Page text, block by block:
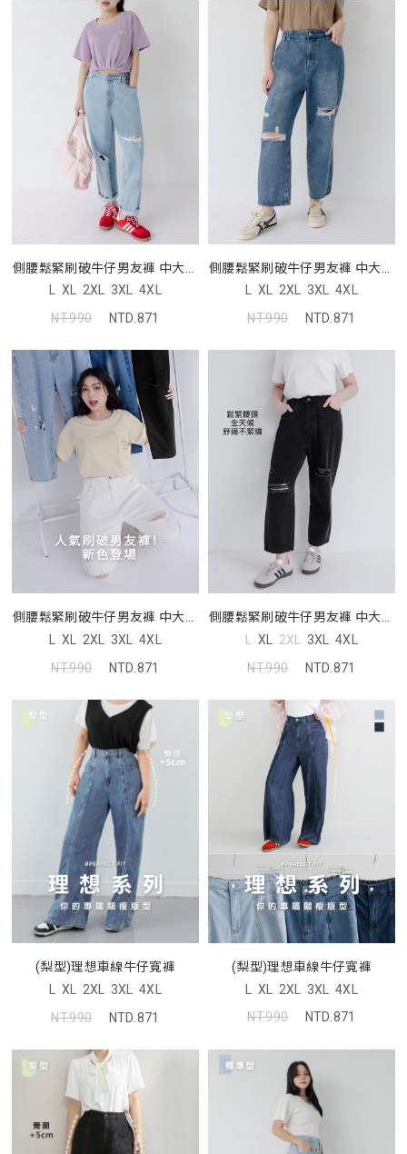
側腰鬆緊刷破牛仔男友褲 中大尺
碼褲子
L XL 2XL 3XL 4XL
NT.990
NTD.871
側腰鬆緊刷破牛仔男友褲 中大尺
碼褲子
L XL 2XL 3XL 4XL
NT.990
NTD.871
側腰鬆緊刷破牛仔男友褲 中大尺
碼褲子
L XL 2XL 3XL 4XL
NT.990
NTD.871
側腰鬆緊刷破牛仔男友褲 中大尺
碼褲子
L XL 2XL 3XL 4XL
NT.990
NTD.871
(梨型)理想車線牛仔寬褲
L XL 2XL 3XL 4XL
NT.990
NTD.871
(梨型)理想車線牛仔寬褲
L XL 2XL 3XL 4XL
NT.990
NTD.871